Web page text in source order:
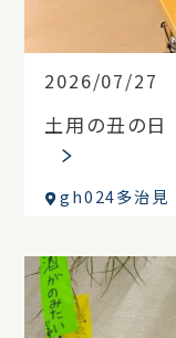
2026/07/27
土用の丑の日
gh024多治見